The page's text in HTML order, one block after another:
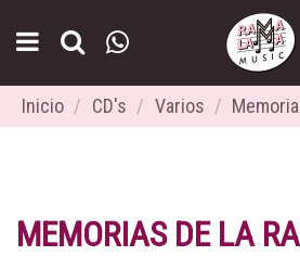
Inicio CD's Varios
MEMORIAS DE LA